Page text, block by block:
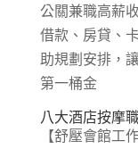
公關兼職高薪
借款、房貸、
助規劃安排，
第一桶金
八大酒店按摩
【舒壓會館工